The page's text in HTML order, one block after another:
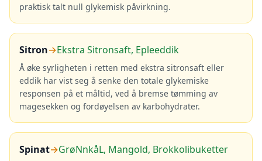
praktisk talt null glykemisk påvirkning.
Sitron→Ekstra Sitronsaft, Epleeddik
Å øke syrligheten i retten med ekstra sitronsaft eller
eddik har vist seg å senke den totale glykemiske
responsen på et måltid, ved å bremse tømming av
magesekken og fordøyelsen av karbohydrater.
Spinat→GrøNnkåL, Mangold, Brokkolibuketter